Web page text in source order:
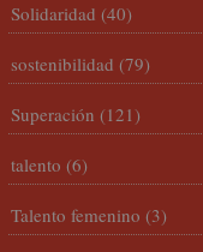
Solidaridad (40)
sostenibilidad (79)
Superación (121)
talento (6)
Talento femenino (3)